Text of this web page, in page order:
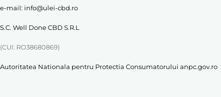
e-mail: info@ulei-cbd.ro
S.C. Well Done CBD S.R.L
(CUI: RO38680869)
Autoritatea Nationala pentru Protectia Consumatorului anpc.gov.ro